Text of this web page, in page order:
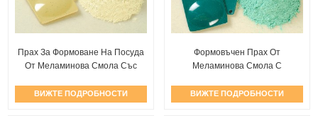
Прах За Формоване На Посуда
От Меламинова Смола Със
ВИЖТЕ ПОДРОБНОСТИ
Формовъчен Прах От
Меламинова Смола С
ВИЖТЕ ПОДРОБНОСТИ